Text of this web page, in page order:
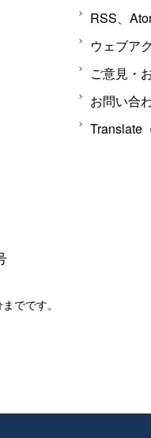
RSS、
ウェブア
ご意見・
お問い合
Translate
でです。